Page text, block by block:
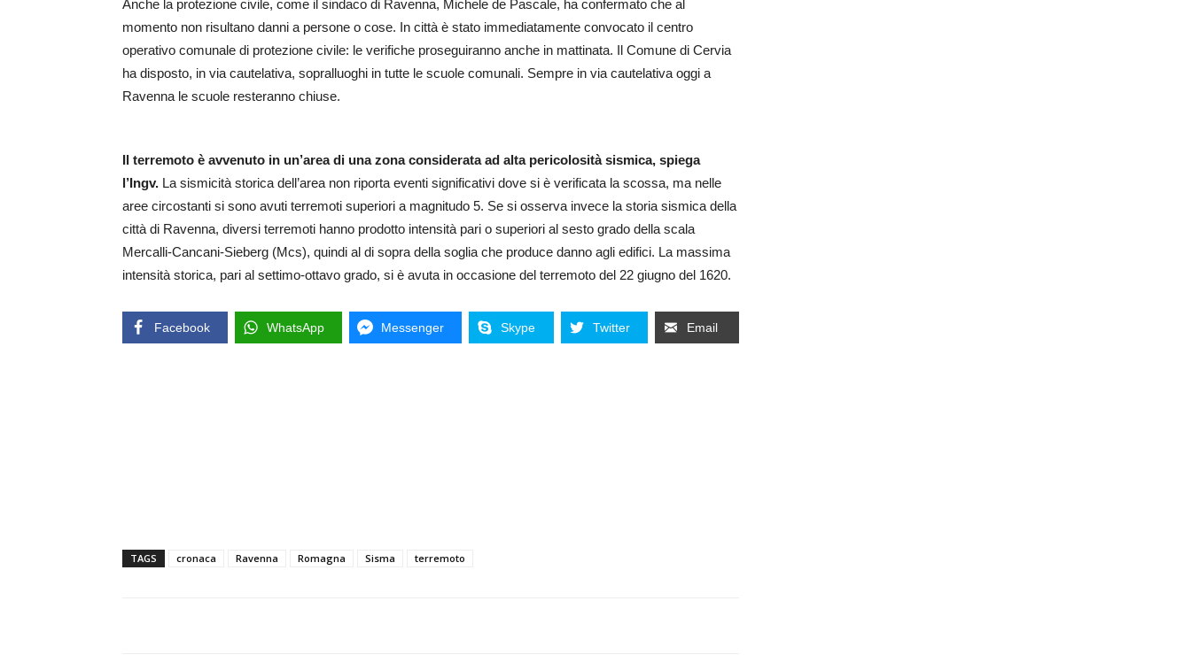
Anche la protezione civile, come il sindaco di Ravenna, Michele de Pascale, ha confermato che al
momento non risultano danni a persone o cose. In città è stato immediatamente convocato il centro
operativo comunale di protezione civile: le verifiche proseguiranno anche in mattinata. Il Comune di Cervia
ha disposto, in via cautelativa, sopralluoghi in tutte le scuole comunali. Sempre in via cautelativa oggi a
Ravenna le scuole resteranno chiuse.
Il terremoto è avvenuto in un’area di una zona considerata ad alta pericolosità sismica, spiega
l’Ingv. La sismicità storica dell’area non riporta eventi significativi dove si è verificata la scossa, ma nelle
aree circostanti si sono avuti terremoti superiori a magnitudo 5. Se si osserva invece la storia sismica della
città di Ravenna, diversi terremoti hanno prodotto intensità pari o superiori al sesto grado della scala
Mercalli-Cancani-Sieberg (Mcs), quindi al di sopra della soglia che produce danno agli edifici. La massima
intensità storica, pari al settimo-ottavo grado, si è avuta in occasione del terremoto del 22 giugno del 1620.
Facebook WhatsApp Messenger Skype Twitter Email
TAGS cronaca Ravenna Romagna Sisma terremoto